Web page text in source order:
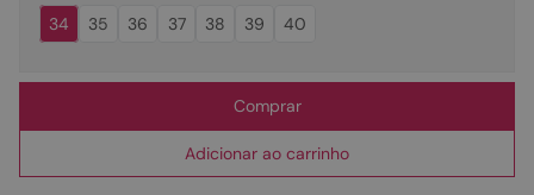
34
35 36 37 38 39 40
Comprar
Adicionar ao carrinho
couro